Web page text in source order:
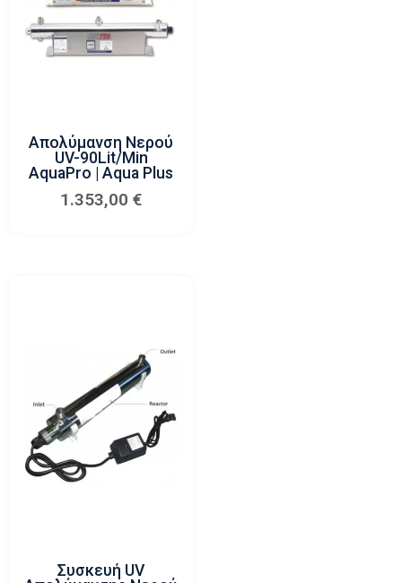
Απολύμανση Νερού
UV-90Lit/min
AquaPro | Aqua Plus
1.353,00€
Συσκευή UV